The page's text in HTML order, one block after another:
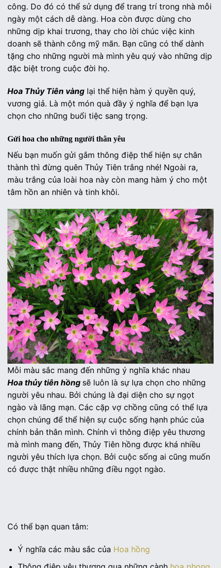
công. Do đó có thể sử dụng để trang trí trong nhà mỗi
ngày một cách dễ dàng. Hoa còn được dùng cho
những dịp khai trương, thay cho lời chúc việc kinh
doanh sẽ thành công mỹ mãn. Bạn cũng có thể dành
tặng cho những người mà mình yêu quý vào những dịp
đặc biệt trong cuộc đời họ.
Hoa Thủy Tiên vàng lại thể hiện hàm ý quyền quý,
vương giả. Là một món quà đầy ý nghĩa để bạn lựa
chọn cho những buổi tiệc sang trọng.
Gửi hoa cho những người thân yêu
Nếu bạn muốn gửi gắm thông điệp thể hiện sự chân
thành thì đừng quên Thủy Tiên trắng nhé! Ngoài ra,
màu trắng của loài hoa này còn mang hàm ý cho một
tâm hồn an nhiên và tinh khôi.
Mỗi màu sắc mang đến những ý nghĩa khác nhau
Hoa thủy tiên hồng sẽ luôn là sự lựa chọn cho những
người yêu nhau. Bởi chúng là đại diện cho sự ngọt
ngào và lãng mạn. Các cặp vợ chồng cũng có thể lựa
chọn chúng để thể hiện sự cuộc sống hạnh phúc của
chính bản thân mình. Chính vì thông điệp yêu thương
mà mình mang đến, Thủy Tiên hồng được khá nhiều
người yêu thích lựa chọn. Bởi cuộc sống ai cũng muốn
có được thật nhiều những điều ngọt ngào.
Có thể bạn quan tâm:
Ý nghĩa các màu sắc của Hoa hồng